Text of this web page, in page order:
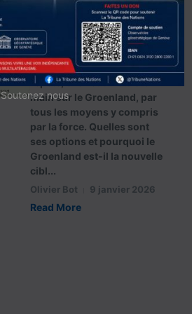
pour une prise de
possession du
Groenland
L’administration Trump le
répète, elle veut mettre la
main sur le Groenland, par
tous les moyens y compris
par la force. Quelles sont
ses options et pourquoi le
Groenland est-il la nouvelle
cibl...
Olivier Bot 9 janvier 2026
Read More
Soutenez nous